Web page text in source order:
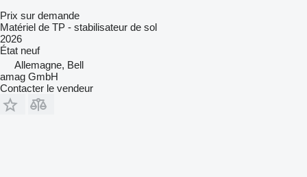
Prix sur demande
Matériel de TP - stabilisateur de sol
2026
État neuf
Allemagne, Bell
amag GmbH
Contacter le vendeur